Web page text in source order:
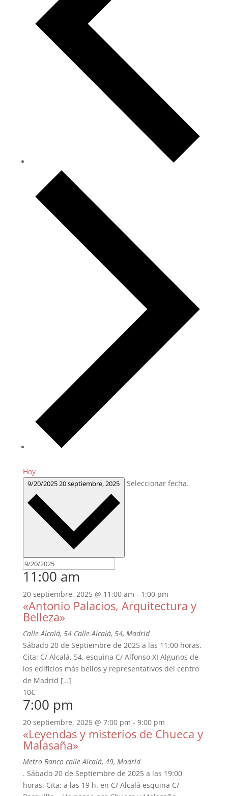
Hoy
9/20/202520 septiembre, 2025 Seleccionar fecha.
11:00 am
20 septiembre, 2025 @ 11:00 am - 1:00 pm
«Antonio Palacios, Arquitectura y
Belleza»
Calle Alcalá, 54 Calle Alcalá, 54, Madrid
Sábado 20 de Septiembre de 2025 a las 11:00 horas.
Cita: C/ Alcalá, 54, esquina C/ Alfonso XI Algunos de
los edificios más bellos y representativos del centro
de Madrid […]
10€
7:00 pm
20 septiembre, 2025 @ 7:00 pm - 9:00 pm
«Leyendas y misterios de Chueca y
Malasaña»
Metro Banco calle Alcalá, 49, Madrid
. Sábado 20 de Septiembre de 2025 a las 19:00
horas. Cita: a las 19 h. en C/ Alcalá esquina C/